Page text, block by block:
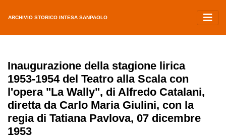
ARCHIVIO STORICO INTESA SANPAOLO
Inaugurazione della stagione lirica
1953-1954 del Teatro alla Scala con
l'opera "La Wally", di Alfredo Catalani,
diretta da Carlo Maria Giulini, con la
regia di Tatiana Pavlova, 07 dicembre
1953